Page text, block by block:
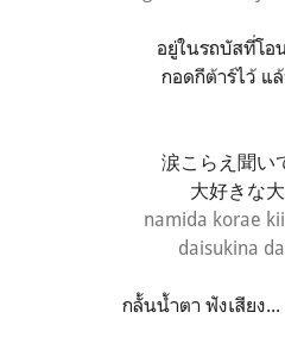
อยู่ในรถบัสที่โอ
กอดกีต้าร์ไว้ แ
涙こらえ聞い
大好きな
namida korae
daisukina
กลั้นน้ำตา ฟังเสียง